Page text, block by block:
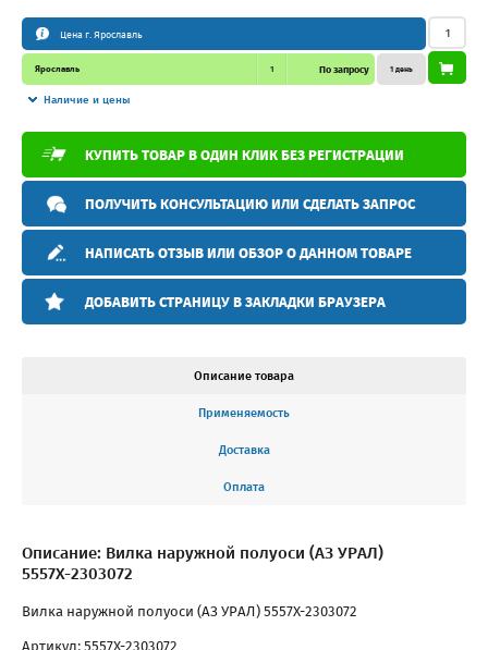
Цена г. Ярославль
Ярославль 1 По запросу
Наличие и цены
1 день
КУПИТЬ ТОВАР В ОДИН КЛИК БЕЗ РЕГИСТРАЦИИ
ПОЛУЧИТЬ КОНСУЛЬТАЦИЮ ИЛИ СДЕЛАТЬ ЗАПРОС
НАПИСАТЬ ОТЗЫВ ИЛИ ОБЗОР О ДАННОМ ТОВАРЕ
ДОБАВИТЬ СТРАНИЦУ В ЗАКЛАДКИ БРАУЗЕРА
Описание товара
Применяемость
Доставка
Оплата
Описание: Вилка наружной полуоси (АЗ УРАЛ)
5557Х-2303072
Вилка наружной полуоси (АЗ УРАЛ) 5557Х-2303072
Артикул: 5557Х-2303072